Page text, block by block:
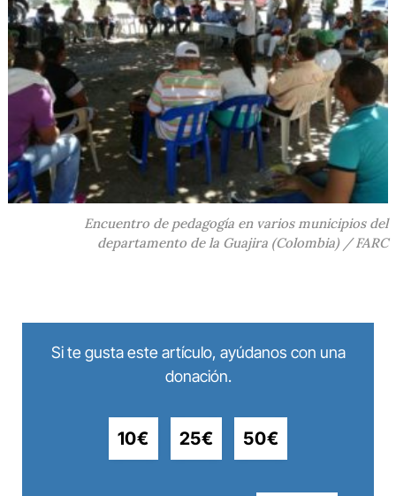
Encuentro de pedagogía en varios municipios del
departamento de la Guajira (Colombia) / FARC
Si te gusta este artículo, ayúdanos con una
donación.
10€ 25€ 50€